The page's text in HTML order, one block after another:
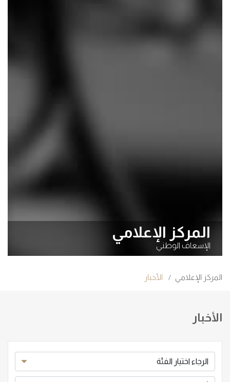
المركز الإعلامي
الإسعاف الوطني
المركز الإعلامي الأخبار
الأخبار